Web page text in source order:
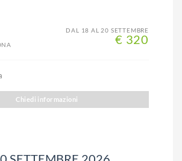
DAL 18 AL 20 SETTEMBRE
€ 320
Chiedi informazioni